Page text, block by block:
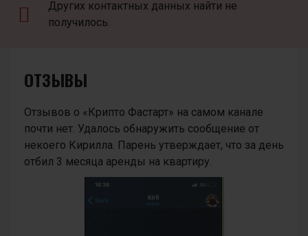
Других контактных данных найти не
получилось.
ОТЗЫВЫ
Отзывов о «Крипто Фастарт» на самом канале
почти нет. Удалось обнаружить сообщение от
некоего Кирилла. Парень утверждает, что за день
отбил 3 месяца аренды на квартиру.